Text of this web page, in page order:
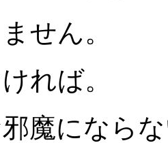
せん。
れば。
魔になら